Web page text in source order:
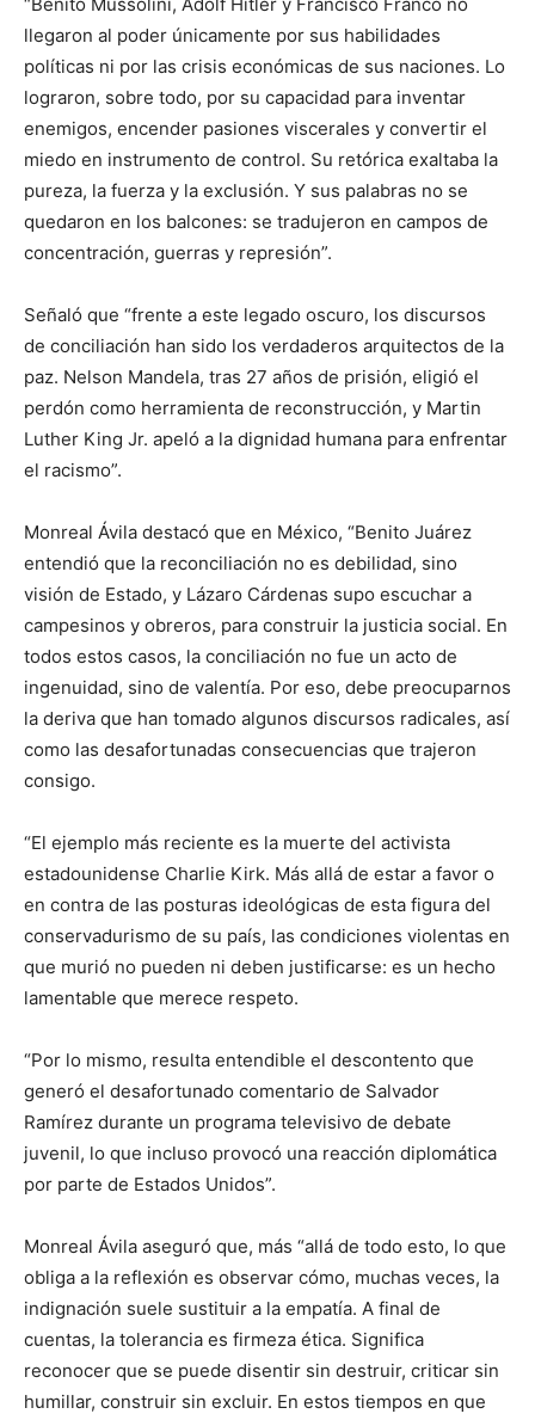
llegaron al poder únicamente por sus habilidades
políticas ni por las crisis económicas de sus naciones. Lo
lograron, sobre todo, por su capacidad para inventar
enemigos, encender pasiones viscerales y convertir el
miedo en instrumento de control. Su retórica exaltaba la
pureza, la fuerza y la exclusión. Y sus palabras no se
quedaron en los balcones: se tradujeron en campos de
concentración, guerras y represión”.
Señaló que “frente a este legado oscuro, los discursos
de conciliación han sido los verdaderos arquitectos de la
paz. Nelson Mandela, tras 27 años de prisión, eligió el
perdón como herramienta de reconstrucción, y Martin
Luther King Jr. apeló a la dignidad humana para enfrentar
el racismo”.
Monreal Ávila destacó que en México, “Benito Juárez
entendió que la reconciliación no es debilidad, sino
visión de Estado, y Lázaro Cárdenas supo escuchar a
campesinos y obreros, para construir la justicia social. En
todos estos casos, la conciliación no fue un acto de
ingenuidad, sino de valentía. Por eso, debe preocuparnos
la deriva que han tomado algunos discursos radicales, así
como las desafortunadas consecuencias que trajeron
consigo.
“El ejemplo más reciente es la muerte del activista
estadounidense Charlie Kirk. Más allá de estar a favor o
en contra de las posturas ideológicas de esta figura del
conservadurismo de su país, las condiciones violentas en
que murió no pueden ni deben justificarse: es un hecho
lamentable que merece respeto.
“Por lo mismo, resulta entendible el descontento que
generó el desafortunado comentario de Salvador
Ramírez durante un programa televisivo de debate
juvenil, lo que incluso provocó una reacción diplomática
por parte de Estados Unidos”.
Monreal Ávila aseguró que, más “allá de todo esto, lo que
obliga a la reflexión es observar cómo, muchas veces, la
indignación suele sustituir a la empatía. A final de
cuentas, la tolerancia es firmeza ética. Significa
reconocer que se puede disentir sin destruir, criticar sin
humillar, construir sin excluir. En estos tiempos en que